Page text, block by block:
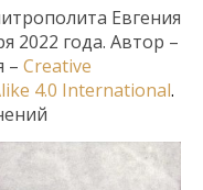
Евгения
2022 года. Автор –
– Creative
4.0 International.